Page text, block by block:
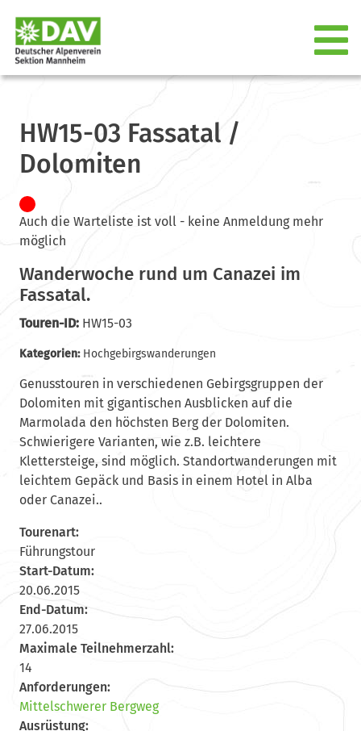
HW15-03 Fassatal /
Dolomiten
Auch die Warteliste ist voll - keine Anmeldung mehr
möglich
Wanderwoche rund um Canazei im
Fassatal.
Touren-ID:HW15-03
Kategorien: Hochgebirgswanderungen
Genusstouren in verschiedenen Gebirgsgruppen der
Dolomiten mit gigantischen Ausblicken auf die
Marmolada den höchsten Berg der Dolomiten.
Schwierigere Varianten, wie z.B. leichtere
Klettersteige, sind möglich. Standortwanderungen mit
leichtem Gepäck und Basis in einem Hotel in Alba
oder Canazei..
Tourenart:
Führungstour
Start-Datum:
20.06.2015
End-Datum:
27.06.2015
Maximale Teilnehmerzahl:
14
Anforderungen:
Mittelschwerer Bergweg
Ausrüstung: